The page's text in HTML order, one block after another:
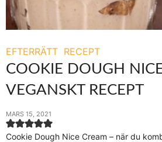
EFTERRÄTT RECEPT
COOKIE DOUGH
VEGANSKT RECEPT
MARS 15, 2021
Cookie Dough Nice Cream – när du